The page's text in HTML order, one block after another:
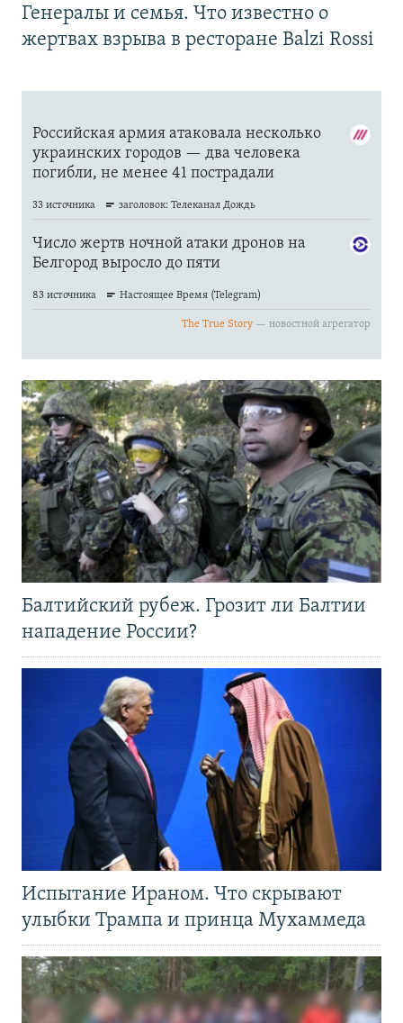
Генералы и семья. Что известно о
жертвах взрыва в ресторане Balzi Rossi
Балтийский рубеж. Грозит ли Балтии
нападение России?
Испытание Ираном. Что скрывают
улыбки Трампа и принца Мухаммеда